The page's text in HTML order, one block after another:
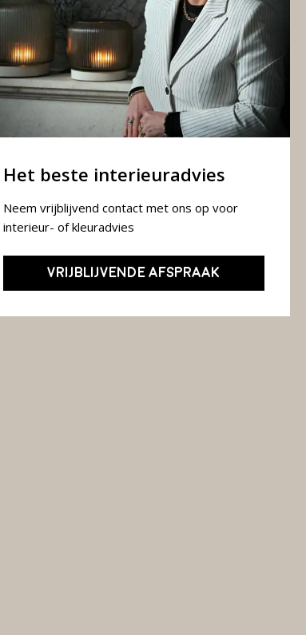
Het beste interieuradvies
Neem vrijblijvend contact met ons op voor
interieur- of kleuradvies
VRIJBLIJVENDE AFSPRAAK